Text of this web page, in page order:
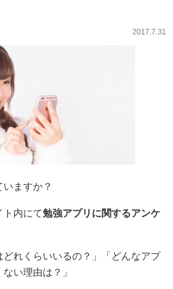
2017.7.31
いますか？
ト内にて勉強アプリに関するアンケ
どれくらいいるの？」「どんなアプ
い理由は？」